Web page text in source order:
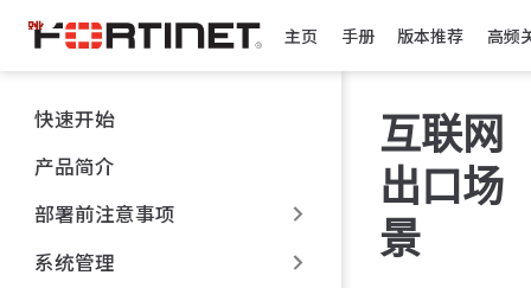
跳
至
主
內
容
主页 手册 版本推荐 高频
快速开始
产品简介
部署前注意事项
系统管理
互联网
出口场
景